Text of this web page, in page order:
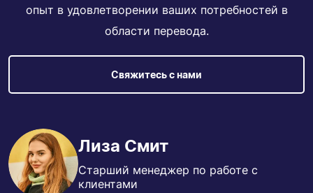
опыт в удовлетворении ваших потребностей в
области перевода.
Свяжитесь с нами
Лиза Смит
Старший менеджер по работе с
клиентами